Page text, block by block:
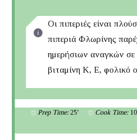
Οι πιπεριές είναι
πιπεριά Φλωρίνης
ημερήσιων αναγκών σε
βιταμίνη Κ, Ε, φολικό
Prep Time: 25' Cook Time: